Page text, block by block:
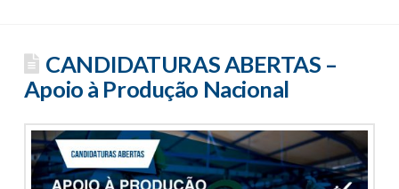
CANDIDATURAS ABERTAS –
Apoio à Produção Nacional